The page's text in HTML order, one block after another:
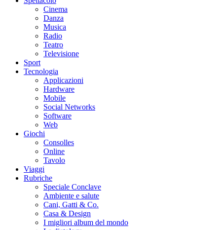
Cinema
Danza
Musica
Radio
Teatro
Televisione
Sport
Tecnologia
Applicazioni
Hardware
Mobile
Social Networks
Software
Web
Giochi
Consolles
Online
Tavolo
Viaggi
Rubriche
Speciale Conclave
Ambiente e salute
Cani, Gatti & Co.
Casa & Design
I migliori album del mondo